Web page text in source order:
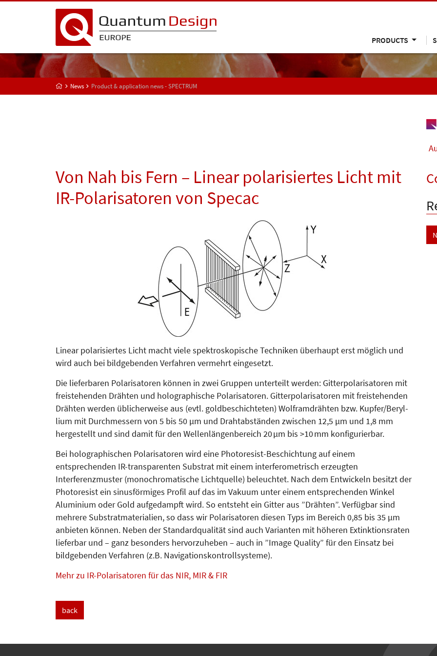
PRODUCTS
News Product & application news - SPECTRUM
Von Nah bis Fern – Linear polarisiertes Licht mit
IR-Polarisatoren von Specac
Linear polarisiertes Licht macht viele spektroskopische Techniken überhaupt erst möglich und
wird auch bei bildgebenden Verfahren vermehrt eingesetzt.
Die lieferbaren Polarisatoren können in zwei Gruppen unterteilt werden: Gitterpolarisatoren mit
freistehenden Drähten und holographische Pola­risatoren. Gitterpolarisatoren mit freistehenden
Drähten werden üblicher­wei­se aus (evtl. goldbeschichteten) Wolfram­drähten bzw. Kupfer/Beryl­
lium mit Durchmessern von 5 bis 50 µm und Drahtabständen zwischen 12,5 µm und 1,8 mm
hergestellt und sind damit für den Wellenlängenbereich 20 µm bis >10 mm konfigurierbar.
Bei holographischen Polarisatoren wird eine Photoresist-Beschichtung auf einem
entsprechenden IR-transparenten Sub­strat mit einem interferometrisch erzeugten
Interferenzmuster (monochromatische Lichtquelle) beleuchtet. Nach dem Entwickeln besitzt der
Photoresist ein sinusförmiges Profil auf das im Vakuum unter einem entsprechenden Winkel
Aluminium oder Gold aufgedampft wird. So entsteht ein Gitter aus ”Drähten”. Verfügbar sind
mehrere Substratmaterialien, so dass wir Polarisatoren diesen Typs im Bereich 0,85 bis 35 µm
anbieten können. Neben der Standardqualität sind auch Varianten mit höheren Extinktionsraten
lieferbar und – ganz besonders hervorzuheben – auch in ”Image Quality” für den Einsatz bei
bildgebenden Verfahren (z.B. Navigations­kontrollsysteme).
Mehr zu IR-Polarisatoren für das NIR, MIR & FIR
back